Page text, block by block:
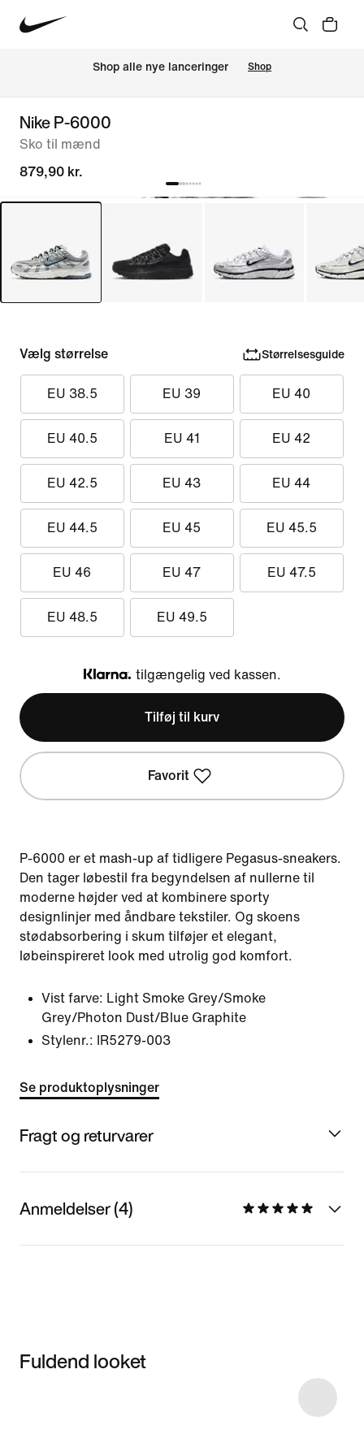
Shop alle nye lanceringer Shop
Nike P-6000
Sko til mænd
879,90 kr.
Vælg størrelse Størrelsesguide
EU 38.5 EU 39 EU 40
EU 40.5 EU 41 EU 42
EU 42.5 EU 43 EU 44
EU 44.5 EU 45 EU 45.5
EU 46 EU 47 EU 47.5
EU 48.5 EU 49.5
Klarna
tilgængelig ved kassen.
Tilføj til kurv
Favorit
P-6000 er et mash-up af tidligere Pegasus-sneakers.
Den tager løbestil fra begyndelsen af nullerne til
moderne højder ved at kombinere sporty
designlinjer med åndbare tekstiler. Og skoens
stødabsorbering i skum tilføjer et elegant,
løbeinspireret look med utrolig god komfort.
Vist farve: Light Smoke Grey/Smoke
Grey/Photon Dust/Blue Graphite
Stylenr.:
IR5279-003
Se produktoplysninger
Fragt og returvarer
Anmeldelser (4)
Fuldend looket